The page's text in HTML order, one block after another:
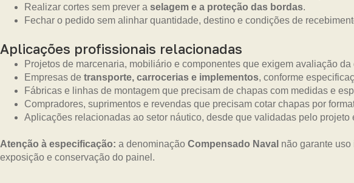
Realizar cortes sem prever a selagem e a proteção das bordas.
Fechar o pedido sem alinhar quantidade, destino e condições de
Aplicações profissionais relacionadas
Projetos de marcenaria, mobiliário e componentes que exigem avaliação
Empresas de transporte, carrocerias e implementos, conforme
Fábricas e linhas de montagem que precisam de chapas com medidas e
Compradores, suprimentos e revendas que precisam cotar chapas por
Aplicações relacionadas ao setor náutico, desde que validadas pelo
Atenção à especificação: a denominação Compensado Naval não garante
exposição e conservação do painel.